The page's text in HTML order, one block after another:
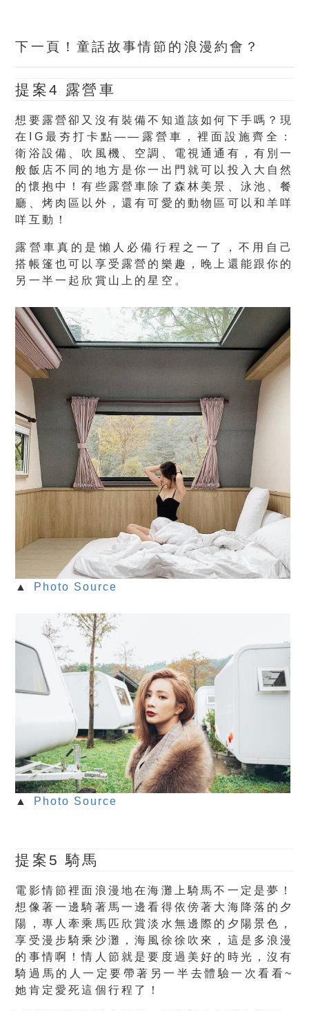
下一頁！童話故事情節的浪漫約會？
提案4 露營車
想要露營卻又沒有裝備不知道該如何下手嗎？現
在IG最夯打卡點——露營車，裡面設施齊全：
衛浴設備、吹風機、空調、電視通通有，有別一
般飯店不同的地方是你一出門就可以投入大自然
的懷抱中！有些露營車除了森林美景、泳池、餐
廳、烤肉區以外，還有可愛的動物區可以和羊咩
咩互動！
露營車真的是懶人必備行程 之一了，不用自己
搭帳篷也可以享受露營的樂趣，晚上還能跟你的
另一半一起欣賞山上的星空。
▲ Photo Source
▲ Photo Source
提案5 騎馬
電影情節裡面浪漫地在海灘上騎馬不一定是夢！
想像著一邊騎著馬一邊看得依傍著大海降落的夕
陽，專人牽乘馬匹欣賞淡水無邊際的夕陽景色，
享受漫步騎乘沙灘，海風徐徐吹來，這是多浪漫
的事情啊！情人節就是要度過美好的時光，沒有
騎過馬的人一定要帶著另一半去體驗一次看看~
她肯定愛死這個行程了！